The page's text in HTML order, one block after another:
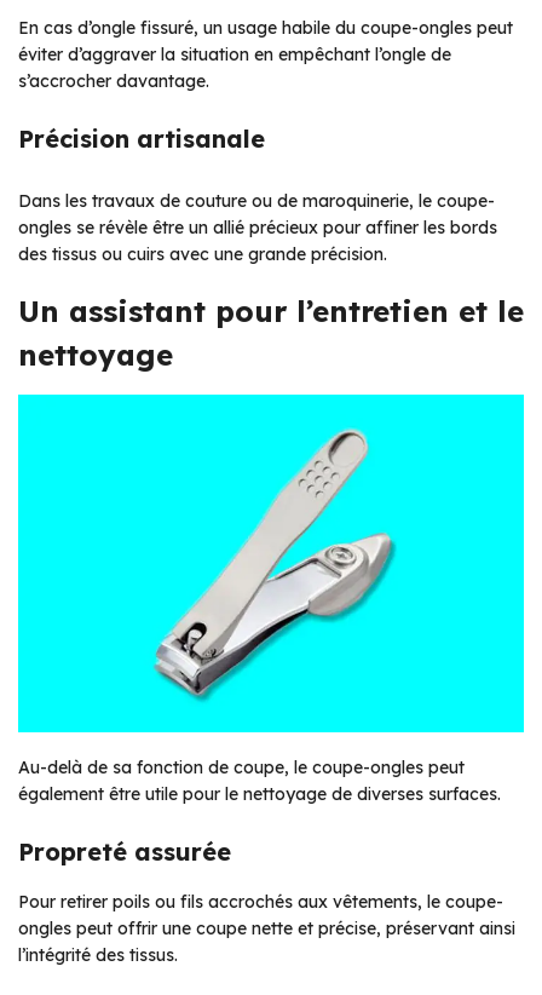
En cas d’ongle fissuré, un usage habile du coupe-ongles peut
éviter d’aggraver la situation en empêchant l’ongle de
s’accrocher davantage.
Précision artisanale
Dans les travaux de couture ou de maroquinerie, le coupe-
ongles se révèle être un allié précieux pour affiner les bords
des tissus ou cuirs avec une grande précision.
Un assistant pour l’entretien et le
nettoyage
Au-delà de sa fonction de coupe, le coupe-ongles peut
également être utile pour le nettoyage de diverses surfaces.
Propreté assurée
Pour retirer poils ou fils accrochés aux vêtements, le coupe-
ongles peut offrir une coupe nette et précise, préservant ainsi
l’intégrité des tissus.